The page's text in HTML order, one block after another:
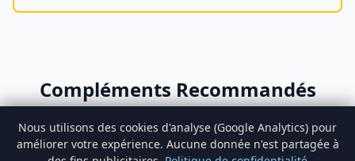
Compléments Recommandés
Nous utilisons des cookies d'analyse (Google Analytics) pour
améliorer votre expérience. Aucune donnée n'est partagée à